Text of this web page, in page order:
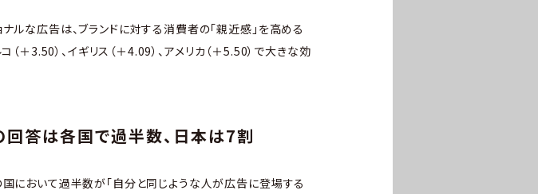
な広告は、ブランドに対する消費者の「親近感」を高める
＋3.50）、イギリス（＋4.09）、アメリカ（＋5.50）で大きな効
答は各国で過半数、日本は7割
において過半数が「自分と同じような人が広告に登場する